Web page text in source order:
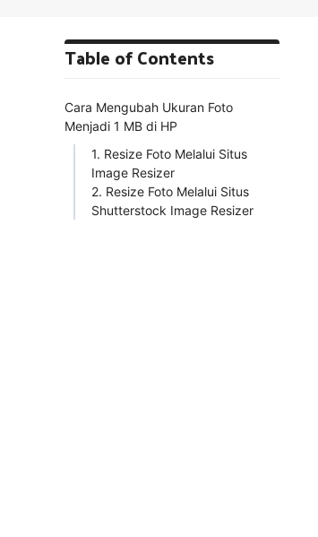
Table of Contents
Cara Mengubah Ukuran Foto
Menjadi 1 MB di HP
1. Resize Foto Melalui Situs
Image Resizer
2. Resize Foto Melalui Situs
Shutterstock Image Resizer